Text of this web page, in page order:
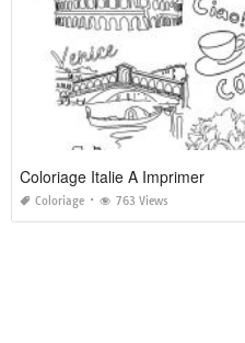
Coloriage Italie A Imprimer
Coloriage 763 Views